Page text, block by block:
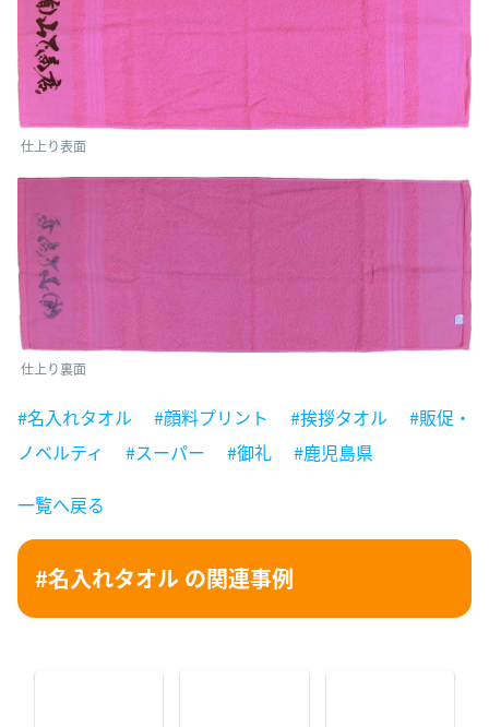
仕上り表面
仕上り裏面
#名入れタオル #顔料プリント #挨拶タオル
#販促・
ノベルティ
#スーパー #御礼
#鹿児島県
一覧へ戻る
#名入れタオル の関連事例